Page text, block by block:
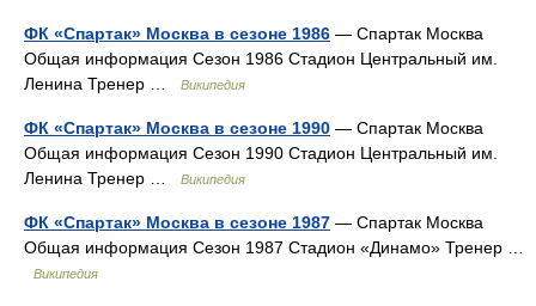
ФК «Спартак» Москва в сезоне 1986 — Спартак Москва
Общая информация Сезон 1986 Стадион Центральный им.
Ленина Тренер …
Википедия
ФК «Спартак» Москва в сезоне 1990 — Спартак Москва
Общая информация Сезон 1990 Стадион Центральный им.
Ленина Тренер …
Википедия
ФК «Спартак» Москва в сезоне 1987 — Спартак Москва
Общая информация Сезон 1987 Стадион «Динамо» Тренер …
Википедия